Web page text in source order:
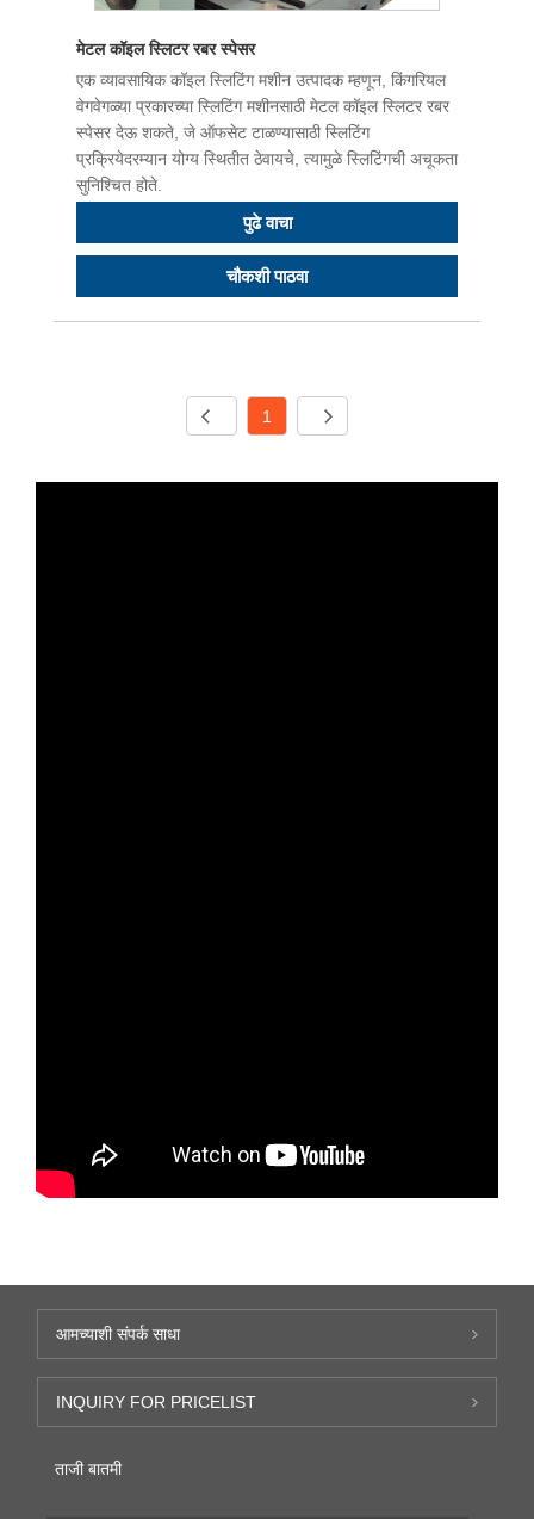
मेटल कॉइल स्लिटर रबर स्पेसर
एक व्यावसायिक कॉइल स्लिटिंग मशीन उत्पादक म्हणून, किंगरियल
वेगवेगळ्या प्रकारच्या स्लिटिंग मशीनसाठी मेटल कॉइल स्लिटर रबर
स्पेसर देऊ शकते, जे ऑफसेट टाळण्यासाठी स्लिटिंग
प्रक्रियेदरम्यान योग्य स्थितीत ठेवायचे, त्यामुळे स्लिटिंगची अचूकता
सुनिश्चित होते.
पुढे वाचा
चौकशी पाठवा
1
आमच्याशी संपर्क साधा
INQUIRY FOR PRICELIST
ताजी बातमी